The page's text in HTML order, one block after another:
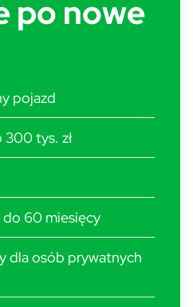
po nowe
pojazd
300 tys. zł
60 miesięcy
dla osób prywatnych